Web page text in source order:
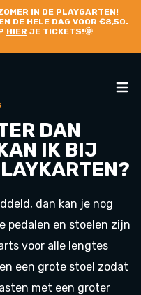
IN DE PLAYGARTEN!
DE HELE DAG VOOR €8,50.
HIERJE TICKETS!🌞
DAN
IK BIJ
dan kan je nog
pedalen en stoelen zijn
voor alle lengtes
een grote stoel zodat
met een groter